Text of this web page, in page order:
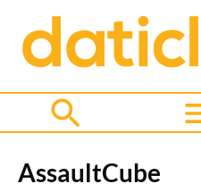
AssaultCube